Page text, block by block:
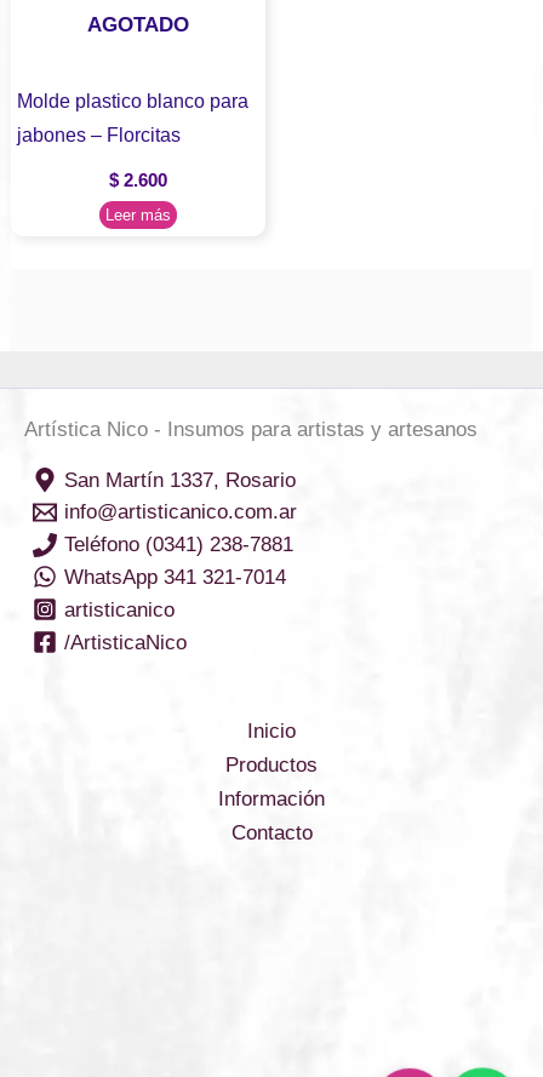
AGOTADO
Molde plastico blanco para
jabones – Florcitas
$ 2.600
Leer más
Artística Nico - Insumos para artistas y artesanos
San Martín 1337, Rosario
info@artisticanico.com.ar
Teléfono (0341) 238-7881
WhatsApp 341 321-7014
artisticanico
/ArtisticaNico
Inicio
Productos
Información
Contacto